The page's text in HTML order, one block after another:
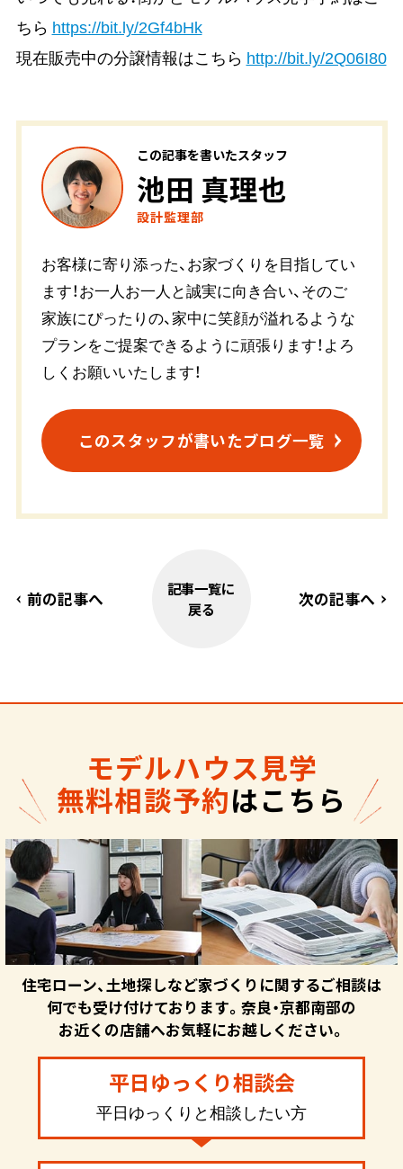
ちら https://bit.ly/2Gf4bHk
現在販売中の分譲情報はこちら http://bit.ly/2Q06I80
この記事を書いたスタッフ
池田 真理也
設計監理部
お客様に寄り添った、お家づくりを目指してい
ます！お一人お一人と誠実に向き合い、そのご
家族にぴったりの、家中に笑顔が溢れるような
プランをご提案できるように頑張ります！よろ
しくお願いいたします！
このスタッフが書いたブログ一覧
前の記事へ
記事一覧に
戻る
次の記事へ
モデルハウス見学
無料相談予約はこちら
住宅ローン、土地探しなど家づくりに関するご相談は
何でも受け付けております。奈良・京都南部の
お近くの店舗へお気軽にお越しください。
平日ゆっくり相談会
平日ゆっくりと相談したい方